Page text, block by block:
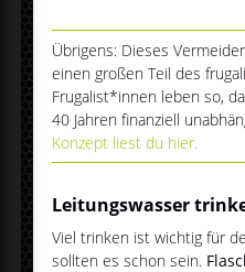
Übrigens: Dieses
einen großen Teil des
Frugalist*innen leben so,
40 Jahren finanziell
Konzept liest du hier.
Leitungswasser
Viel trinken ist wichtig für
sollten es schon sein.